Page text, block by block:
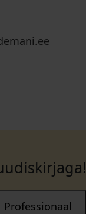
Professionaal